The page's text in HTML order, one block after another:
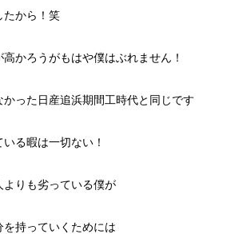
たから！笑
かろうがもはや僕はぶれません！
った日産追浜期間工時代と同じです
る暇は一切ない！
よりも劣っている僕が
持っていくためには